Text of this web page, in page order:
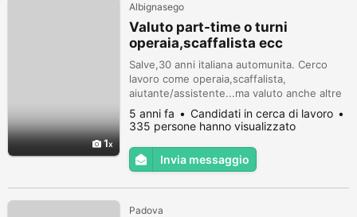
1
Albignasego
Valuto part-time o turni
operaia,scaffalista ecc
Salve,30 anni italiana automunita. Cerco
lavoro come operaia,scaffalista,
aiutante/assistente...ma valuto anche altre
mansioni in altri campi,amo molto gli animali
se può essere utile per qualche lavoro a
contatto con loro o in quel campo mi
farebbe piacere. SI PREGA DI SPECIFICARE
LA MANSIONE DI LAVORO PER LA QUALE
5 anni fa
Candidati in cerca di lavoro
335 persone hanno visualizzato
Invia messaggio
Padova